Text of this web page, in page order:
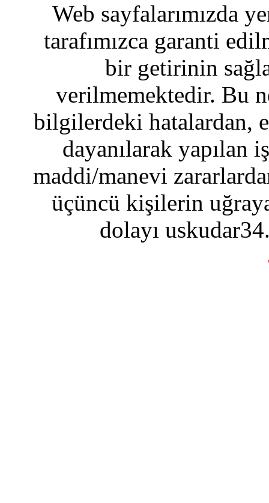
Web sayfalarımızda
tarafımızca garanti
bir getirinin
verilmemektedir. Bu
bilgilerdeki hatalardan,
dayanılarak yapılan
maddi/manevi
üçüncü kişilerin
dolayı